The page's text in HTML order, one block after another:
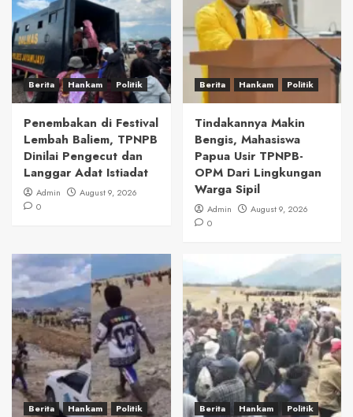
Berita Hankam Politik
Penembakan di Festival
Lembah Baliem, TPNPB
Dinilai Pengecut dan
Langgar Adat Istiadat
Admin
August 9, 2026
0
Berita Hankam Politik
Tindakannya Makin
Bengis, Mahasiswa
Papua Usir TPNPB-
OPM Dari Lingkungan
Warga Sipil
Admin
August 9, 2026
0
Berita Hankam Politik Berita Hankam Politik